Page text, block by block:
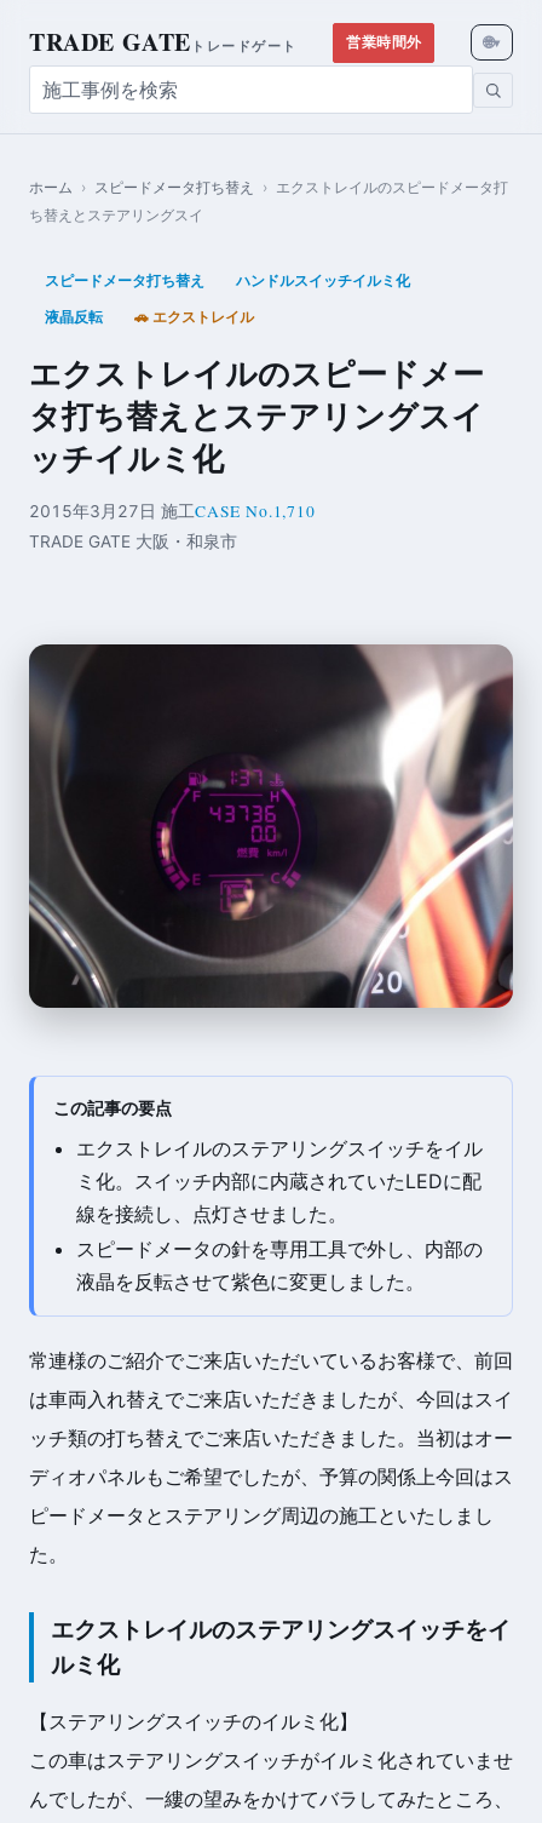
TRADE GATE トレードゲート 営業時間外 🌐▾
ホーム › スピードメータ打ち替え › エクストレイルのスピードメータ打
ち替えとステアリングスイ
スピードメータ打ち替え ハンドルスイッチイルミ化
液晶反転 🚗 エクストレイル
エクストレイルのスピードメー
タ打ち替えとステアリングスイ
ッチイルミ化
2015年3月27日 施工CASE No.1,710
TRADE GATE 大阪・和泉市
この記事の要点
エクストレイルのステアリングスイッチをイル
ミ化。スイッチ内部に内蔵されていたLEDに配
線を接続し、点灯させました。
スピードメータの針を専用工具で外し、内部の
液晶を反転させて紫色に変更しました。
常連様のご紹介でご来店いただいているお客様で、前回
は車両入れ替えでご来店いただきましたが、今回はスイ
ッチ類の打ち替えでご来店いただきました。当初はオー
ディオパネルもご希望でしたが、予算の関係上今回はス
ピードメータとステアリング周辺の施工といたしまし
た。
エクストレイルのステアリングスイッチをイ
ルミ化
【ステアリングスイッチのイルミ化】
この車はステアリングスイッチがイルミ化されていませ
んでしたが、一縷の望みをかけてバラしてみたところ、